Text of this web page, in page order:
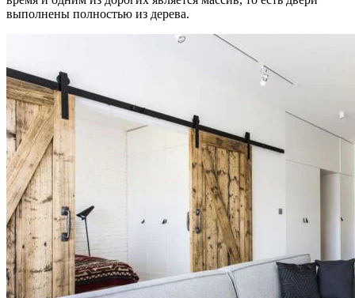
выполнены полностью из дерева.